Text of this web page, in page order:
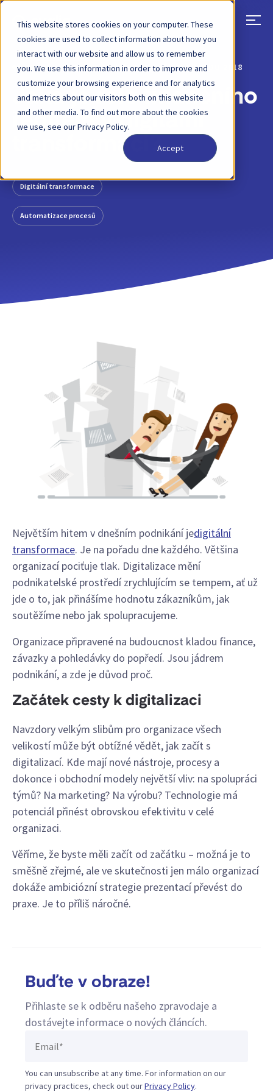
This website stores cookies on your computer. These
cookies are used to collect information about how you
interact with our website and allow us to remember
you. We use this information in order to improve and
customize your browsing experience and for analytics
and metrics about our visitors both on this website
and other media. To find out more about the cookies
we use, see our Privacy Policy.
Accept
ZPĚT PŘÍSPĚVEK NA BLOGU 7. LISTOPADU 2018
Jaká je role finančního
ředitele v digitální
transformaci?
Digitální transformace
Automatizace procesů
Největším hitem v dnešním podnikání jedigitální
transformace. Je na pořadu dne každého. Většina
organizací pociťuje tlak. Digitalizace mění
podnikatelské prostředí zrychlujícím se tempem, ať už
jde o to, jak přinášíme hodnotu zákazníkům, jak
soutěžíme nebo jak spolupracujeme.
Organizace připravené na budoucnost kladou finance,
závazky a pohledávky do popředí. Jsou jádrem
podnikání, a zde je důvod proč.
Začátek cesty k digitalizaci
Navzdory velkým slibům pro organizace všech
velikostí může být obtížné vědět, jak začít s
digitalizací. Kde mají nové nástroje, procesy a
dokonce i obchodní modely největší vliv: na spolupráci
týmů? Na marketing? Na výrobu? Technologie má
potenciál přinést obrovskou efektivitu v celé
organizaci.
Věříme, že byste měli začít od začátku – možná je to
směšně zřejmé, ale ve skutečnosti jen málo organizací
dokáže ambiciózní strategie prezentací převést do
praxe. Je to příliš náročné.
Buďte v obraze!
Přihlaste se k odběru našeho zpravodaje a
dostávejte informace o nových článcích.
You can unsubscribe at any time. For information on our
privacy practices, check out ourPrivacy Policy.